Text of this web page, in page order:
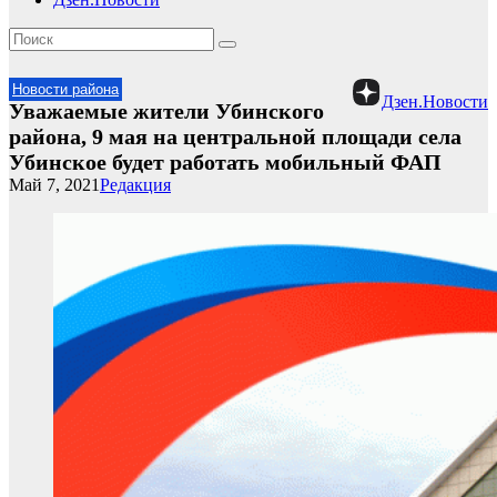
Новости района
Дзен.Новости
Уважаемые жители Убинского
района, 9 мая на центральной площади села
Убинское будет работать мобильный ФАП
Редакция
Май 7, 2021